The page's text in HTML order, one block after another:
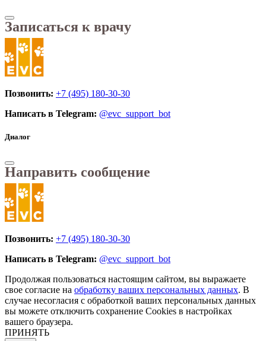
Записаться к врачу
Позвонить: +7 (495) 180-30-30
Написать в Telegram: @evc_support_bot
Диалог
Направить сообщение
Позвонить: +7 (495) 180-30-30
Написать в Telegram: @evc_support_bot
Продолжая пользоваться настоящим сайтом, вы выражаете
свое согласие на обработку ваших персональных данных. В
случае несогласия с обработкой ваших персональных данных
вы можете отключить сохранение Cookies в настройках
вашего браузера.
ПРИНЯТЬ